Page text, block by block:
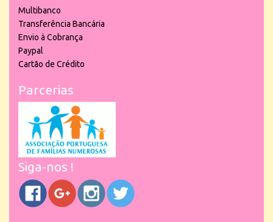
Multibanco
Transferência Bancária
Envio à Cobrança
Paypal
Cartão de Crédito
Parcerias
Siga-nos !